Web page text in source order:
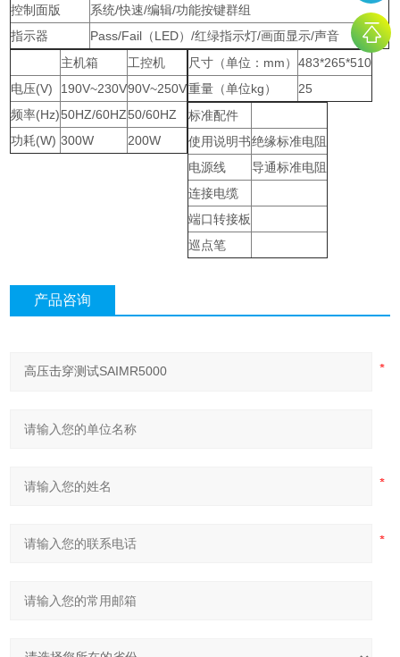
控制面版
系统/快速/编辑/功能按键群组
指示器
Pass/Fail（LED）/红绿指示灯/画面显示/声音
主机箱
工控机
电压(V)
190V~230V90V~250V
频率(Hz)50HZ/60HZ50/60HZ
功耗(W) 300W 200W
尺寸（单位：mm） 483*265*510
重量（单位kg）
25
标准配件
使用说明书绝缘标准电阻
电源线
导通标准电阻
连接电缆
端口转接板
巡点笔
产品咨询